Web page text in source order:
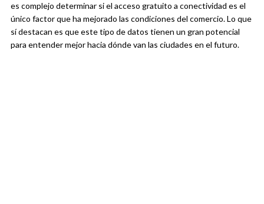
es complejo determinar si el acceso gratuito a conectividad es el
único factor que ha mejorado las condiciones del comercio. Lo que
sí destacan es que este tipo de datos tienen un gran potencial
para entender mejor hacia dónde van las ciudades en el futuro.